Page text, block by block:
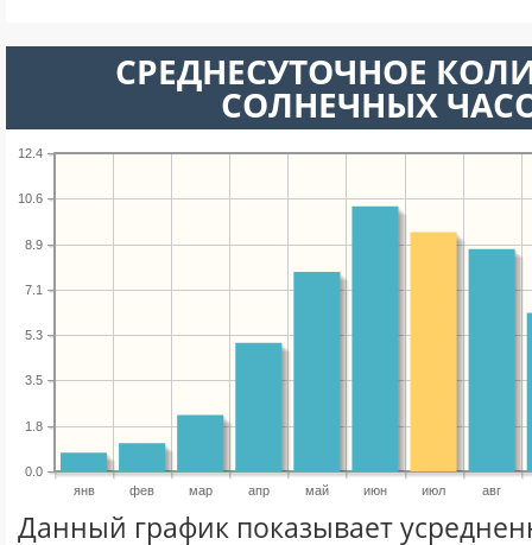
СРЕДНЕСУТОЧНОЕ
СОЛНЕЧНЫХ
янв фев мар апр май июн июл авг
0.0
1.8
3.5
5.3
7.1
8.9
10.6
12.4
Данный график показывает